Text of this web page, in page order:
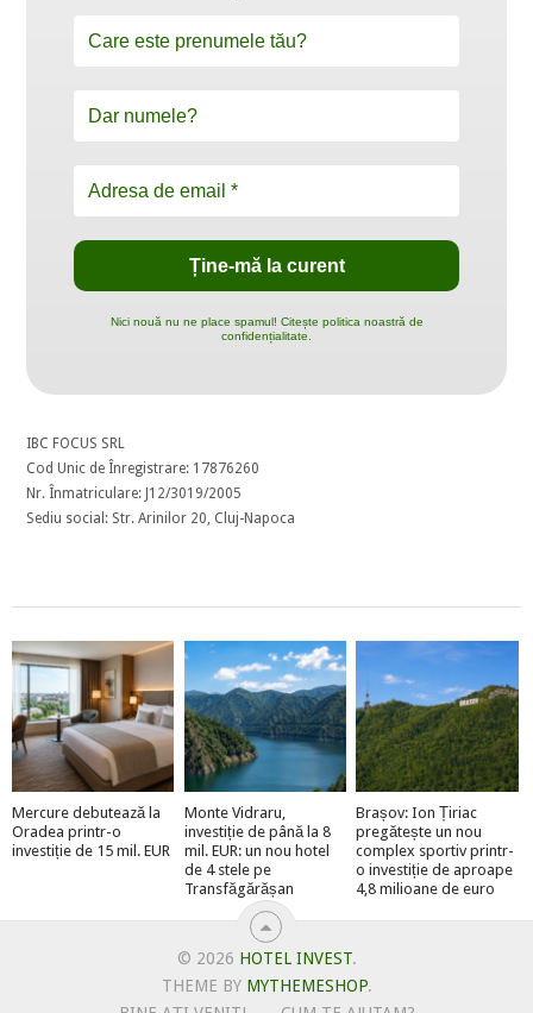
Nici nouă nu ne place spamul! Citește politica noastră de
confidențialitate.
IBC FOCUS SRL
Cod Unic de Înregistrare: 17876260
Nr. Înmatriculare: J12/3019/2005
Sediu social: Str. Arinilor 20, Cluj-Napoca
Mercure debutează la
Oradea printr-o
investiție de 15 mil. EUR
Monte Vidraru,
investiție de până la 8
mil. EUR: un nou hotel
de 4 stele pe
Transfăgărășan
Brașov: Ion Țiriac
pregătește un nou
complex sportiv printr-
o investiție de aproape
4,8 milioane de euro
© 2026 HOTEL INVEST.
THEME BY MYTHEMESHOP.